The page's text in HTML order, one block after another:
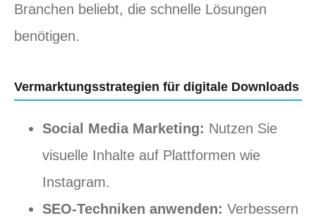
Branchen beliebt, die schnelle Lösungen
benötigen.
Vermarktungsstrategien für digitale Downloads
Social Media Marketing: Nutzen Sie
visuelle Inhalte auf Plattformen wie
Instagram.
SEO-Techniken anwenden: Verbessern